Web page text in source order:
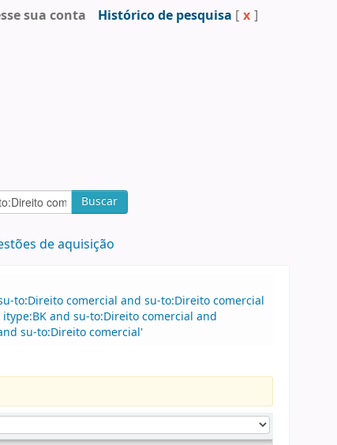
sua conta Histórico de pesquisa [ x ]
Buscar
de aquisição
to:Direito comercial and su-to:Direito comercial
and su-to:Direito comercial and
su-to:Direito comercial'